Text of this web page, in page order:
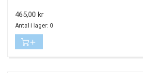
Pris
465,00 kr
Antal i lager: 0